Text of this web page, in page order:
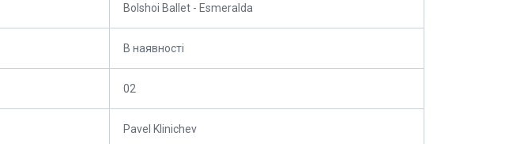
Bolshoi Ballet - Esmeralda
В наявності
02
Pavel Klinichev